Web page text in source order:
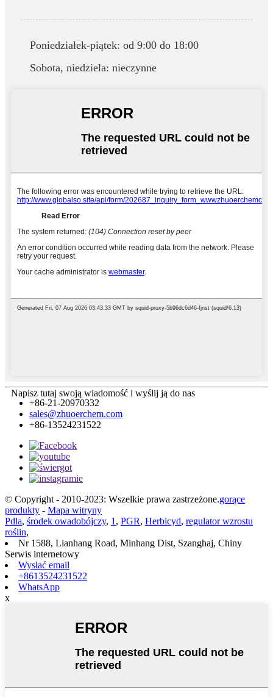
Poniedziałek-piątek: od 9:00 do 18:00
Sobota, niedziela: nieczynne
Napisz tutaj swoją wiadomość i wyślij ją do nas
+86-21-20970332
sales@zhuoerchem.com
+86-13524231522
© Copyright - 2010-2023: Wszelkie prawa zastrzeżone.gorące
produkty - Mapa witryny
Pdla, środek owadobójczy, 1 , PGR, Herbicyd, regulator wzrostu
roślin,
Nr 1588, Lianhang Road, Minhang Dist, Szanghaj, Chiny
Serwis internetowy
Wysłać email
+8613524231522
WhatsApp
x